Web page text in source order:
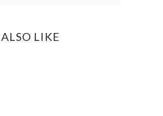
LIKE